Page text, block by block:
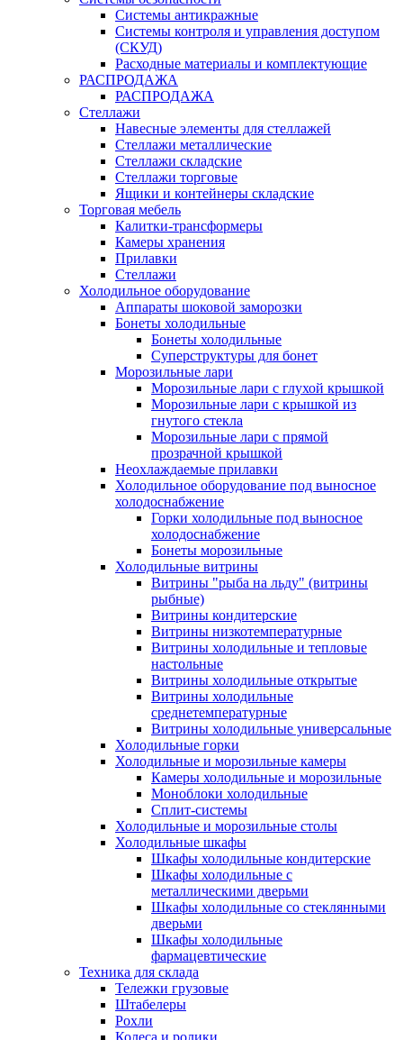
Системы антикражные
Системы контроля и управления доступом
(СКУД)
Расходные материалы и комплектующие
РАСПРОДАЖА
РАСПРОДАЖА
Стеллажи
Навесные элементы для стеллажей
Стеллажи металлические
Стеллажи складские
Стеллажи торговые
Ящики и контейнеры складские
Торговая мебель
Калитки-трансформеры
Камеры хранения
Прилавки
Стеллажи
Холодильное оборудование
Аппараты шоковой заморозки
Бонеты холодильные
Бонеты холодильные
Суперструктуры для бонет
Морозильные лари
Морозильные лари с глухой крышкой
Морозильные лари с крышкой из
гнутого стекла
Морозильные лари с прямой
прозрачной крышкой
Неохлаждаемые прилавки
Холодильное оборудование под выносное
холодоснабжение
Горки холодильные под выносное
холодоснабжение
Бонеты морозильные
Холодильные витрины
Витрины "рыба на льду" (витрины
рыбные)
Витрины кондитерские
Витрины низкотемпературные
Витрины холодильные и тепловые
настольные
Витрины холодильные открытые
Витрины холодильные
среднетемпературные
Витрины холодильные универсальные
Холодильные горки
Холодильные и морозильные камеры
Камеры холодильные и морозильные
Моноблоки холодильные
Сплит-системы
Холодильные и морозильные столы
Холодильные шкафы
Шкафы холодильные кондитерские
Шкафы холодильные с
металлическими дверьми
Шкафы холодильные со стеклянными
дверьми
Шкафы холодильные
фармацевтические
Техника для склада
Тележки грузовые
Штабелеры
Рохли
Колеса и ролики